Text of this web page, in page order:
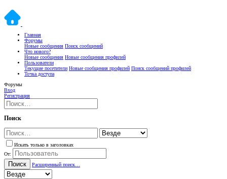
Главная
Форумы
Новые сообщения Поиск сообщений
Что нового?
Новые сообщения Новые сообщения профилей
Пользователи
Текущие посетители Новые сообщения профилей Поиск сообщений профилей
Точка доступа
Форумы
Вход
Регистрация
Поиск
Искать только в заголовках
От:
Поиск Расширенный поиск…